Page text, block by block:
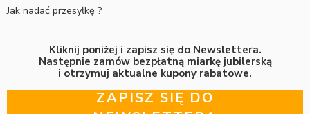
Jak nadać przesyłkę ?
Kliknij poniżej i zapisz się do Newslettera.
Następnie zamów bezpłatną miarkę jubilerską
i otrzymuj aktualne kupony rabatowe.
ZAPISZ SIĘ DO